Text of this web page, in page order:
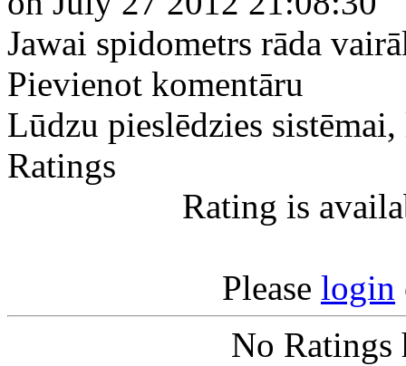
Jawai spidometrs rāda
Pievienot komentāru
Lūdzu pieslēdzies
Ratings
Rating is
Please login
No Ratings